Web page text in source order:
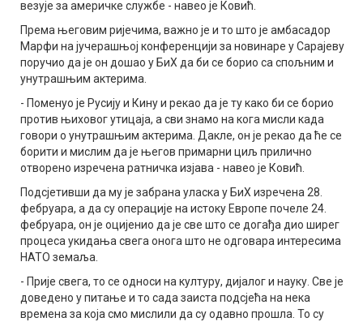
везује за америчке службе - навео је Ковић.
Према његовим ријечима, важно је и то што је амбасадор
Марфи на јучерашњој конференцији за новинаре у Сарајеву
поручио да је он дошао у БиХ да би се борио са спољним и
унутрашњим актерима.
- Поменуо је Русију и Кину и рекао да је ту како би се борио
против њиховог утицаја, а сви знамо на кога мисли када
говори о унутрашњим актерима. Дакле, он је рекао да ће се
борити и мислим да је његов примарни циљ прилично
отворено изречена ратничка изјава - навео је Ковић.
Подсјетивши да му је забрана уласка у БиХ изречена 28.
фебруара, а да су операције на истоку Европе почеле 24.
фебруара, он је оцијенио да је све што се догађа дио ширег
процеса укидања свега онога што не одговара интересима
НАТО земаља.
- Прије свега, то се односи на културу, дијалог и науку. Све је
доведено у питање и то сада заиста подсјећа на нека
времена за која смо мислили да су одавно прошла. То су